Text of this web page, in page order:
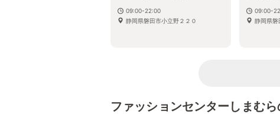
09:00-22:00
静岡県磐田市小立野２２０
09:00-
静岡県磐
ファッションセンターしまむ